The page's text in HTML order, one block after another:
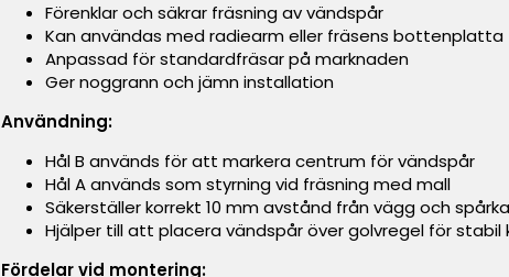
Förenklar och säkrar fräsning av vändspår
Kan användas med radiearm eller fräsens bottenplatta
Anpassad för standardfräsar på marknaden
Ger noggrann och jämn installation
Användning:
Hål B används för att markera centrum för vändspår
Hål A används som styrning vid fräsning med mall
Säkerställer korrekt 10 mm avstånd från vägg och
Hjälper till att placera vändspår över golvregel för stabil
Fördelar vid montering: